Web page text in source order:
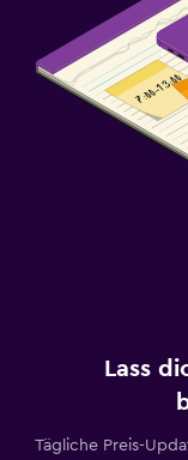
Lass
Tägliche Preis-